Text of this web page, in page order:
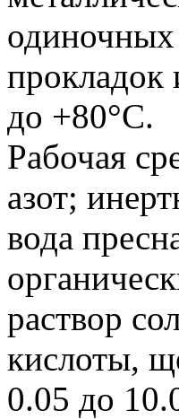
одиночных
прокладок
до +80°С.
Рабочая
азот;
вода
раствор
кислоты,
0.05 до